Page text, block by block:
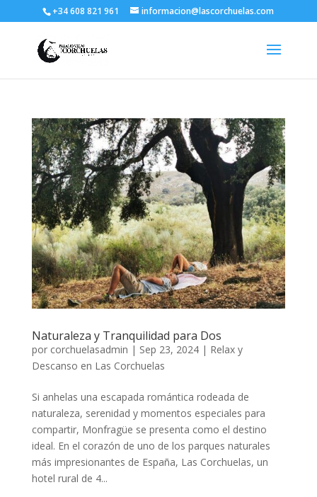
+34 608 821 961 informacion@lascorchuelas.com
Naturaleza y Tranquilidad para Dos
por corchuelasadmin | Sep 23, 2024| Relax y
Descanso en Las Corchuelas
Si anhelas una escapada romántica rodeada de
naturaleza, serenidad y momentos especiales para
compartir, Monfragüe se presenta como el destino
ideal. En el corazón de uno de los parques naturales
más impresionantes de España, Las Corchuelas, un
hotel rural de 4...